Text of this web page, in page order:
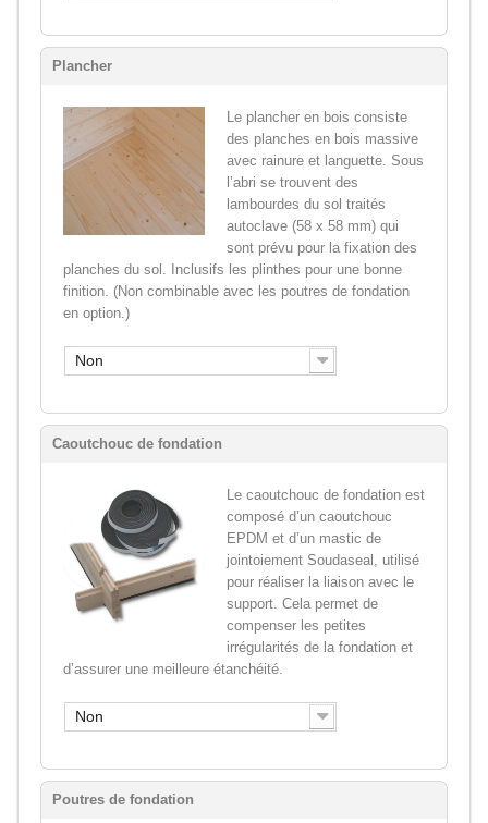
Plancher
Le plancher en bois consiste
des planches en bois massive
avec rainure et languette. Sous
l’abri se trouvent des
lambourdes du sol traités
autoclave (58 x 58 mm) qui
sont prévu pour la fixation des
planches du sol. Inclusifs les plinthes pour une bonne
finition. (Non combinable avec les poutres de fondation
en option.)
Non
Caoutchouc de fondation
Le caoutchouc de fondation est
composé d’un caoutchouc
EPDM et d’un mastic de
jointoiement Soudaseal, utilisé
pour réaliser la liaison avec le
support. Cela permet de
compenser les petites
irrégularités de la fondation et
d’assurer une meilleure étanchéité.
Non
Poutres de fondation